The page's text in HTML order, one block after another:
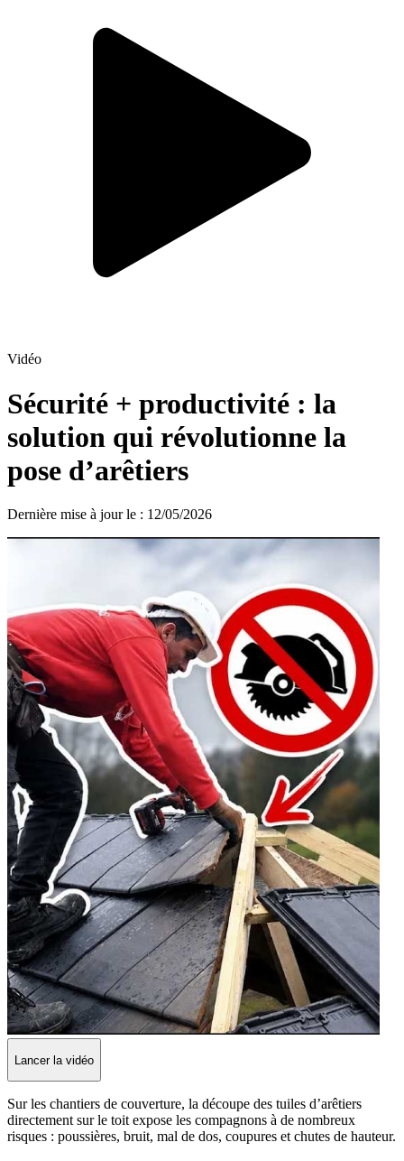
Vidéo
Sécurité + productivité : la
solution qui révolutionne la
pose d’arêtiers
Dernière mise à jour le : 12/05/2026
Lancer la vidéo
Sur les chantiers de couverture, la découpe des tuiles d’arêtiers
directement sur le toit expose les compagnons à de nombreux
risques : poussières, bruit, mal de dos, coupures et chutes de hauteur.